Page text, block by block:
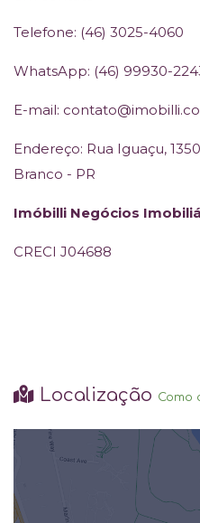
Telefone: (46) 3025-4060
WhatsApp: (46) 99930-
E-mail:
Endereço: Rua Iguaçu,
Branco - PR
Imóbilli Negócios
CRECI J04688
Localização Como